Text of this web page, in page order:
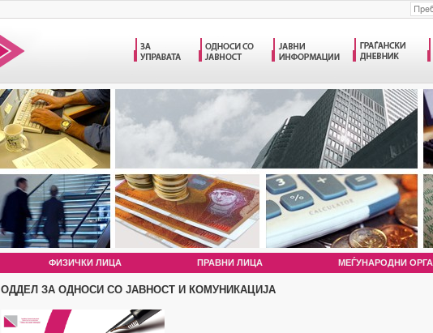
ФИЗИЧКИ ЛИЦА ПРАВНИ ЛИЦА МЕЃУНАРОДНИ
ОДДЕЛ ЗА ОДНОСИ СО ЈАВНОСТ И КОМУНИКАЦИЈА